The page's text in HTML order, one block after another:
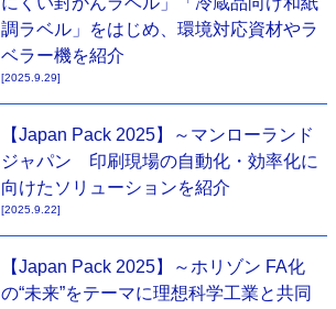
調ラベル」をはじめ、環境対応資材やラ
ベラー機を紹介
[2025.9.29]
【Japan Pack 2025】～マンローランド
ジャパン 印刷現場の自動化・効率化に
向けたソリューションを紹介
[2025.9.22]
【Japan Pack 2025】～ホリゾン FA化
の“未来”をテーマに理想科学工業と共同